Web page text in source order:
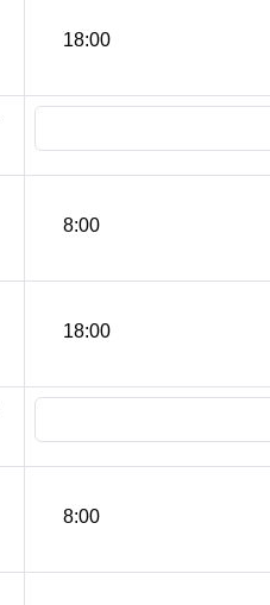
18:00
8:00
18:00
8:00